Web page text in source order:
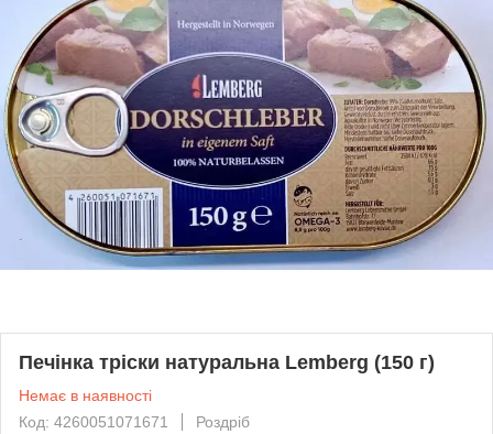
Печінка тріски натуральна Lemberg (150 г)
Немає в наявності
Код: 4260051071671
Роздріб